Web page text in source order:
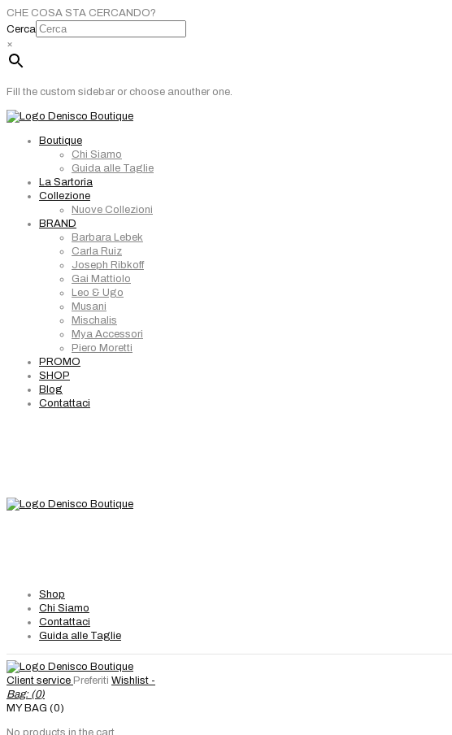
CHE COSA STA CERCANDO?
Cerca
×
Fill the custom sidebar or choose anouther one.
Boutique
Chi Siamo
Guida alle Taglie
La Sartoria
Collezione
Nuove Collezioni
BRAND
Barbara Lebek
Carla Ruiz
Joseph Ribkoff
Gai Mattiolo
Leo & Ugo
Musani
Mischalis
Mya Accessori
Piero Moretti
PROMO
SHOP
Blog
Contattaci
Shop
Chi Siamo
Contattaci
Guida alle Taglie
Client service Preferiti Wishlist -
Bag: (0)
MY BAG (0)
No products in the cart.